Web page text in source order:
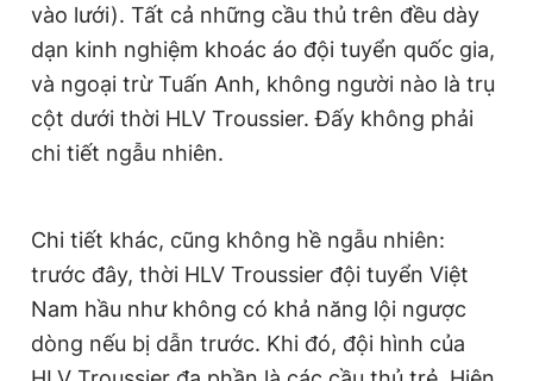
vào lưới). Tất cả những cầu thủ trên đều dày
dạn kinh nghiệm khoác áo đội tuyển quốc gia,
và ngoại trừ Tuấn Anh, không người nào là trụ
cột dưới thời HLV Troussier. Đấy không phải
chi tiết ngẫu nhiên.
Chi tiết khác, cũng không hề ngẫu nhiên:
trước đây, thời HLV Troussier đội tuyển Việt
Nam hầu như không có khả năng lội ngược
dòng nếu bị dẫn trước. Khi đó, đội hình của